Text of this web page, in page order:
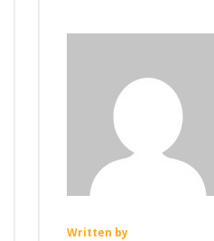
Written by